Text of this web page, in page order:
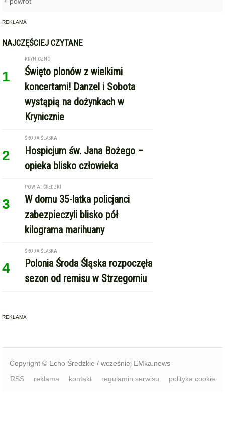
REKLAMA
NAJCZĘŚCIEJ CZYTANE
1
KRYNICZNO
Święto plonów z wielkimi
koncertami! Danzel i Sobota
wystąpią na dożynkach w
Krynicznie
2
ŚRODA ŚLĄSKA
Hospicjum św. Jana Bożego –
opieka blisko człowieka
3
POWIAT ŚREDZKI
W domu 35-latka policjanci
zabezpieczyli blisko pół
kilograma marihuany
4
ŚRODA ŚLĄSKA
Polonia Środa Śląska rozpoczęła
sezon od remisu w Strzegomiu
REKLAMA
Copyright © Echo Średzkie / wcześniej EMka.news
RSS
reklama kontakt regulamin serwisu polityka cookie